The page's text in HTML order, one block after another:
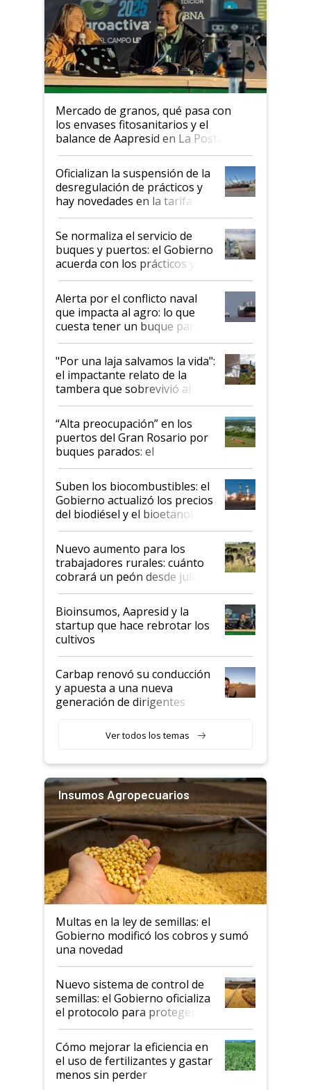
Mercado de granos, qué pasa con
los envases fitosanitarios y el
balance de Aapresid en La Posta
Oficializan la suspensión de la
desregulación de prácticos y
hay novedades en la tarifa de
la hidrovía
Se normaliza el servicio de
buques y puertos: el Gobierno
acuerda con los prácticos y
suspende el decreto de
desregulación
Alerta por el conflicto naval
que impacta al agro: lo que
cuesta tener un buque parado
y el peligro de que Argentina
pase a ser "país sucio"
"Por una laja salvamos la vida":
el impactante relato de la
tambera que sobrevivió al
tornado
“Alta preocupación” en los
puertos del Gran Rosario por
buques parados: el
funcionamiento de las
exportadoras en tensión tras
la medida de fuerza de los
prácticos
Suben los biocombustibles: el
Gobierno actualizó los precios
del biodiésel y el bioetanol
Nuevo aumento para los
trabajadores rurales: cuánto
cobrará un peón desde julio
Bioinsumos, Aapresid y la
startup que hace rebrotar los
cultivos
Carbap renovó su conducción
y apuesta a una nueva
generación de dirigentes
Ver todos los temas
Insumos Agropecuarios
Multas en la ley de semillas: el
Gobierno modificó los cobros y sumó
una novedad
Nuevo sistema de control de
semillas: el Gobierno oficializa
el protocolo para proteger la
propiedad intelectual
Cómo mejorar la eficiencia en
el uso de fertilizantes y gastar
menos sin perder